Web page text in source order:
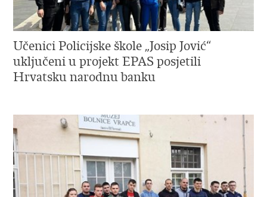
Učenici Policijske škole „Josip Jović“
uključeni u projekt EPAS posjetili
Hrvatsku narodnu banku